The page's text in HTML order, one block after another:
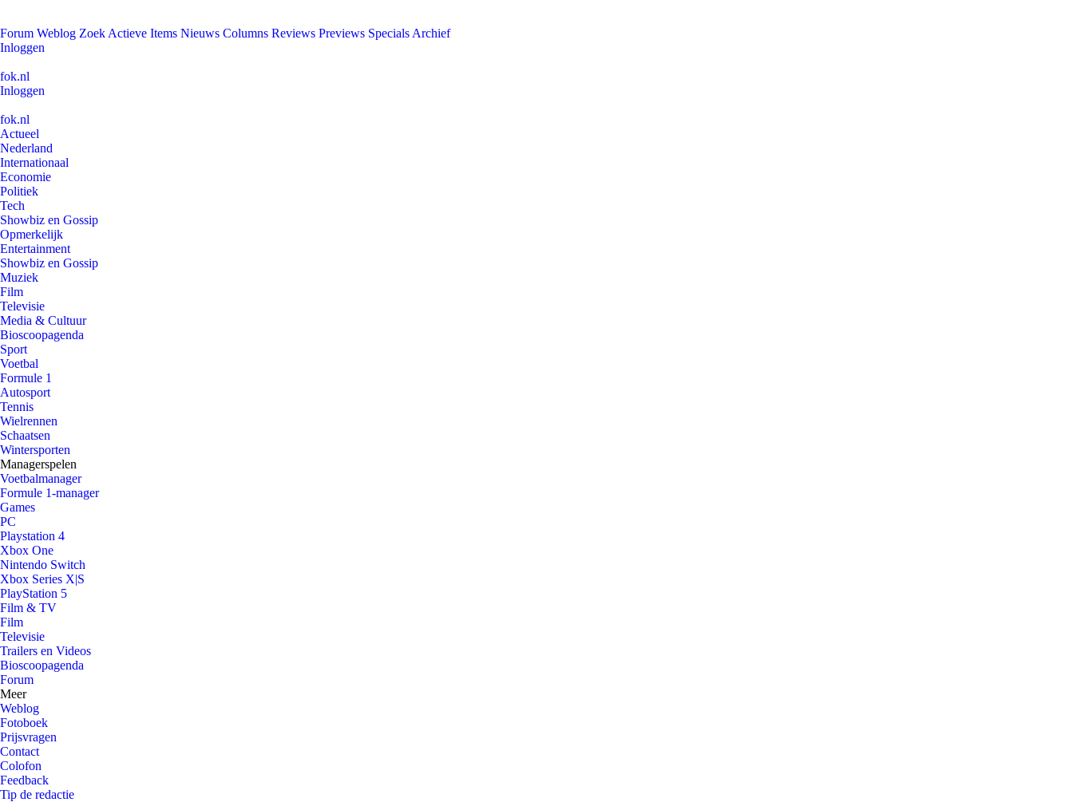
Forum Weblog Zoek Actieve Items Nieuws Columns Reviews Previews Specials Archief
Inloggen
fok.nl
Inloggen
fok.nl
Actueel
Nederland
Internationaal
Economie
Politiek
Tech
Showbiz en Gossip
Opmerkelijk
Entertainment
Showbiz en Gossip
Muziek
Film
Televisie
Media & Cultuur
Bioscoopagenda
Sport
Voetbal
Formule 1
Autosport
Tennis
Wielrennen
Schaatsen
Wintersporten
Managerspelen
Voetbalmanager
Formule 1-manager
Games
PC
Playstation 4
Xbox One
Nintendo Switch
Xbox Series X|S
PlayStation 5
Film & TV
Film
Televisie
Trailers en Videos
Bioscoopagenda
Forum
Meer
Weblog
Fotoboek
Prijsvragen
Contact
Colofon
Feedback
Tip de redactie